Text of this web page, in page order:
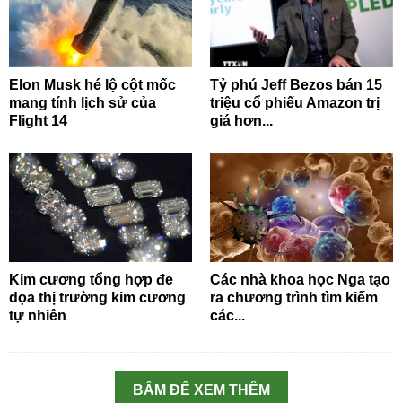
Elon Musk hé lộ cột mốc
mang tính lịch sử của
Flight 14
Tỷ phú Jeff Bezos bán 15
triệu cổ phiếu Amazon trị
giá hơn...
Kim cương tổng hợp đe
dọa thị trường kim cương
tự nhiên
Các nhà khoa học Nga tạo
ra chương trình tìm kiếm
các...
BẤM ĐỂ XEM THÊM